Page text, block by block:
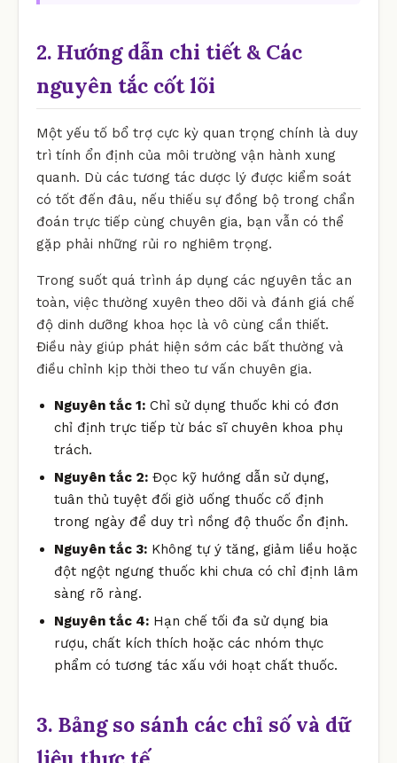
2. Hướng dẫn chi tiết & Các
nguyên tắc cốt lõi
Một yếu tố bổ trợ cực kỳ quan trọng chính là duy
trì tính ổn định của môi trường vận hành xung
quanh. Dù các tương tác dược lý được kiểm soát
có tốt đến đâu, nếu thiếu sự đồng bộ trong chẩn
đoán trực tiếp cùng chuyên gia, bạn vẫn có thể
gặp phải những rủi ro nghiêm trọng.
Trong suốt quá trình áp dụng các nguyên tắc an
toàn, việc thường xuyên theo dõi và đánh giá chế
độ dinh dưỡng khoa học là vô cùng cần thiết.
Điều này giúp phát hiện sớm các bất thường và
điều chỉnh kịp thời theo tư vấn chuyên gia.
Nguyên tắc 1: Chỉ sử dụng thuốc khi có đơn
chỉ định trực tiếp từ bác sĩ chuyên khoa phụ
trách.
Nguyên tắc 2: Đọc kỹ hướng dẫn sử dụng,
tuân thủ tuyệt đối giờ uống thuốc cố định
trong ngày để duy trì nồng độ thuốc ổn định.
Nguyên tắc 3: Không tự ý tăng, giảm liều hoặc
đột ngột ngưng thuốc khi chưa có chỉ định lâm
sàng rõ ràng.
Nguyên tắc 4: Hạn chế tối đa sử dụng bia
rượu, chất kích thích hoặc các nhóm thực
phẩm có tương tác xấu với hoạt chất thuốc.
3. Bảng so sánh các chỉ số và dữ